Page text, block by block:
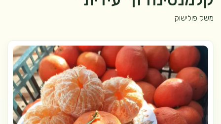
משק פולישוק